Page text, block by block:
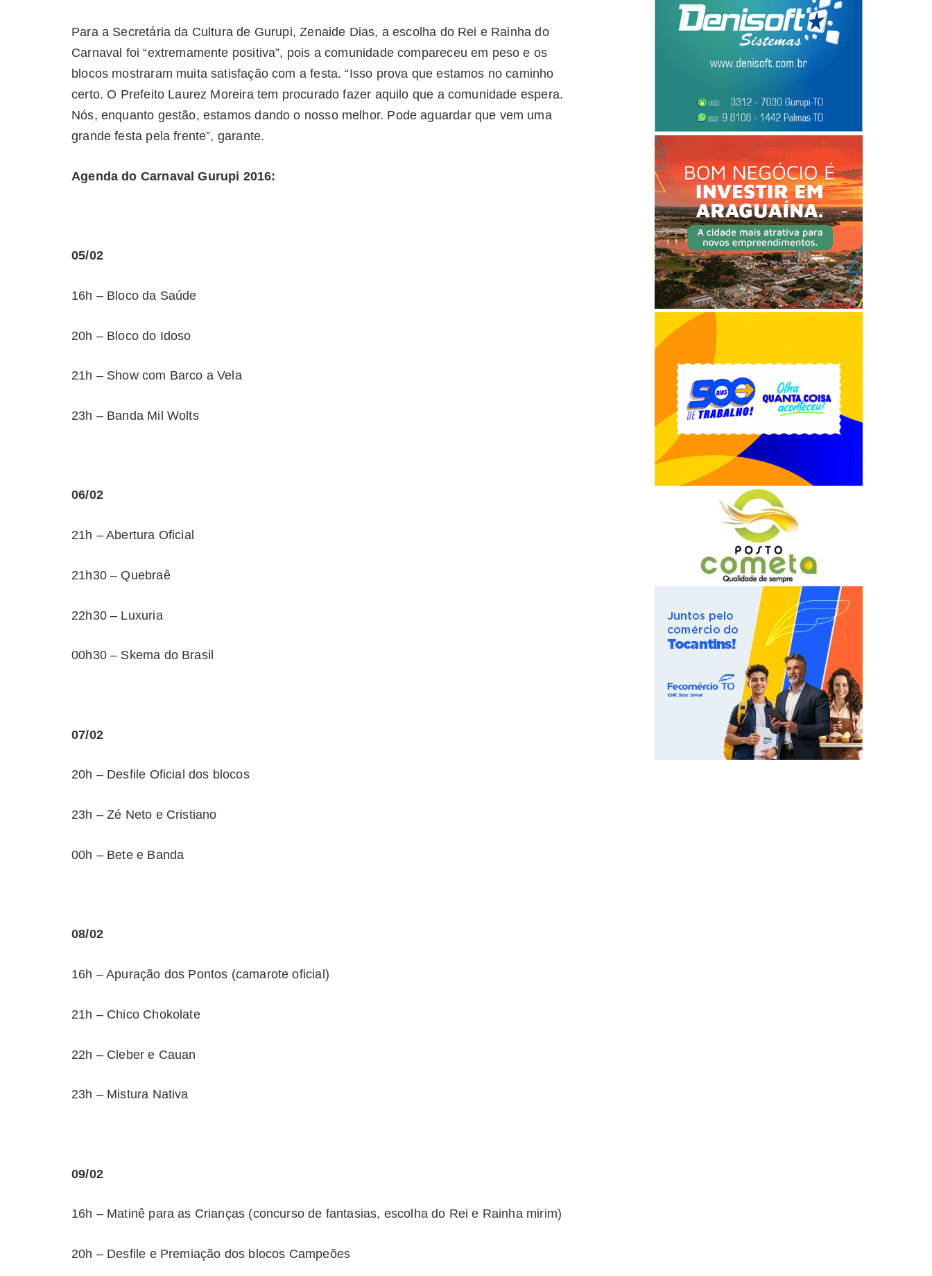
Para a Secretária da Cultura de Gurupi, Zenaide Dias, a escolha do Rei e Rainha do
Carnaval foi “extremamente positiva”, pois a comunidade compareceu em peso e os
blocos mostraram muita satisfação com a festa. “Isso prova que estamos no caminho
certo. O Prefeito Laurez Moreira tem procurado fazer aquilo que a comunidade espera.
Nós, enquanto gestão, estamos dando o nosso melhor. Pode aguardar que vem uma
grande festa pela frente”, garante.
Agenda do Carnaval Gurupi 2016:
05/02
16h – Bloco da Saúde
20h – Bloco do Idoso
21h – Show com Barco a Vela
23h – Banda Mil Wolts
06/02
21h – Abertura Oficial
21h30 – Quebraê
22h30 – Luxuria
00h30 – Skema do Brasil
07/02
20h – Desfile Oficial dos blocos
23h – Zé Neto e Cristiano
00h – Bete e Banda
08/02
16h – Apuração dos Pontos (camarote oficial)
21h – Chico Chokolate
22h – Cleber e Cauan
23h – Mistura Nativa
09/02
16h – Matinê para as Crianças (concurso de fantasias, escolha do Rei e Rainha mirim)
20h – Desfile e Premiação dos blocos Campeões